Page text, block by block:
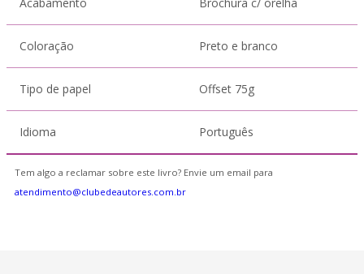
Coloração Preto e branco
Tipo de papel Offset 75g
Idioma Português
Tem algo a reclamar sobre este livro? Envie um email para
atendimento@clubedeautores.com.br